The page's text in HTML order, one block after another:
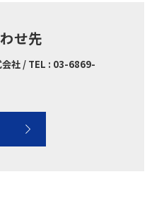
せ先
会社 / TEL : 03-6869-